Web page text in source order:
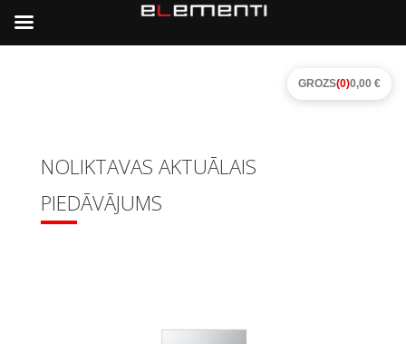
NOLIKTAVAS AKTUĀLAIS
PIEDĀVĀJUMS
GROZS(0)0,00 €